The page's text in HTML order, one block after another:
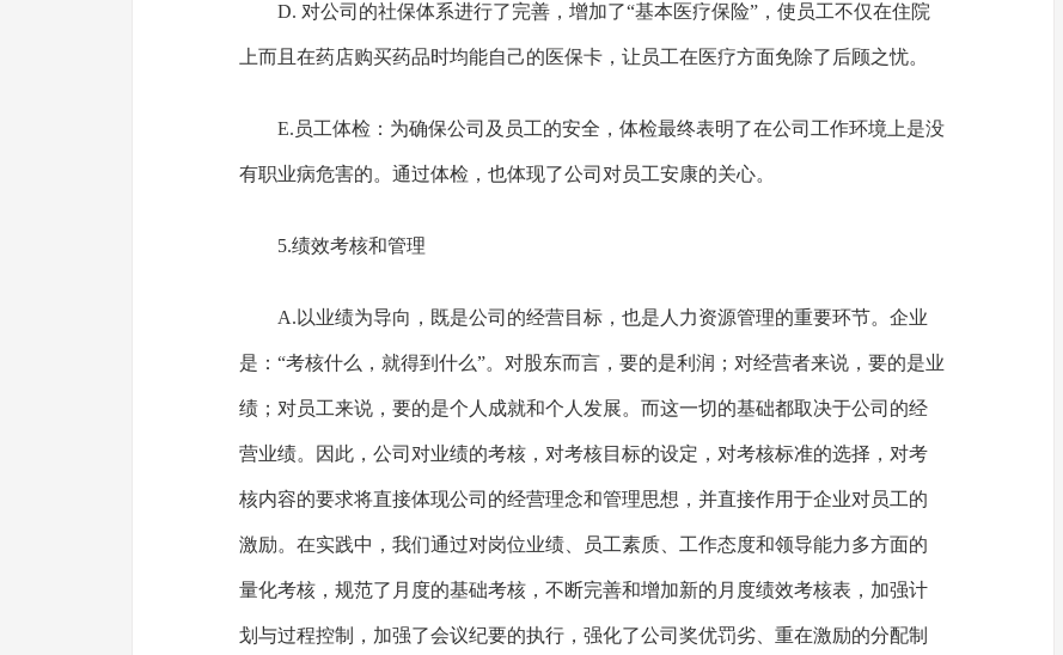
D. 对公司的社保体系进行了完善，增加了“基本医疗保险”，使员工不仅在住院
上而且在药店购买药品时均能自己的医保卡，让员工在医疗方面免除了后顾之忧。
E.员工体检：为确保公司及员工的安全，体检最终表明了在公司工作环境上是没
有职业病危害的。通过体检，也体现了公司对员工安康的关心。
5.绩效考核和管理
A.以业绩为导向，既是公司的经营目标，也是人力资源管理的重要环节。企业
是：“考核什么，就得到什么”。对股东而言，要的是利润；对经营者来说，要的是业
绩；对员工来说，要的是个人成就和个人发展。而这一切的基础都取决于公司的经
营业绩。因此，公司对业绩的考核，对考核目标的设定，对考核标准的选择，对考
核内容的要求将直接体现公司的经营理念和管理思想，并直接作用于企业对员工的
激励。在实践中，我们通过对岗位业绩、员工素质、工作态度和领导能力多方面的
量化考核，规范了月度的基础考核，不断完善和增加新的月度绩效考核表，加强计
划与过程控制，加强了会议纪要的执行，强化了公司奖优罚劣、重在激励的分配制